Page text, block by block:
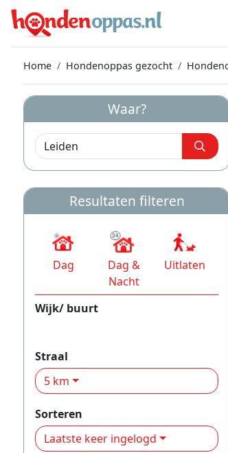
Home Hondenoppas gezocht
Waar?
Resultaten filteren
Dag
Dag &
Nacht
Uitlaten
Wijk/ buurt
Straal
5 km
Sorteren
Laatste keer ingelogd